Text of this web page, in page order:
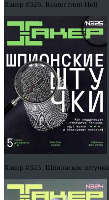
Хакер #326. Router from Hell
Хакер #325. Шпионские штучки